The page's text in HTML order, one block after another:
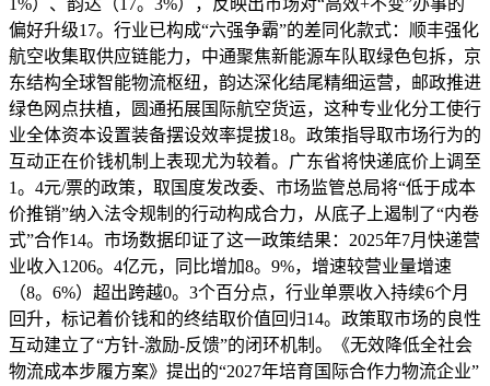
1%）、韵达（17。3%），反映出市场对“高效+不变”办事的
偏好升级17。行业已构成“六强争霸”的差同化款式：顺丰强化
航空收集取供应链能力，中通聚焦新能源车队取绿色包拆，京
东结构全球智能物流枢纽，韵达深化结尾精细运营，邮政推进
绿色网点扶植，圆通拓展国际航空货运，这种专业化分工使行
业全体资本设置装备摆设效率提拔18。政策指导取市场行为的
互动正在价钱机制上表现尤为较着。广东省将快递底价上调至
1。4元/票的政策，取国度发改委、市场监管总局将“低于成本
价推销”纳入法令规制的行动构成合力，从底子上遏制了“内卷
式”合作14。市场数据印证了这一政策结果：2025年7月快递营
业收入1206。4亿元，同比增加8。9%，增速较营业量增速
（8。6%）超出跨越0。3个百分点，行业单票收入持续6个月
回升，标记着价钱和的终结取价值回归14。政策取市场的良性
互动建立了“方针-激励-反馈”的闭环机制。《无效降低全社会
物流成本步履方案》提出的“2027年培育国际合作力物流企业”